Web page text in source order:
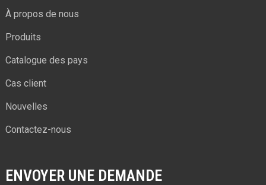
À propos de nous
Produits
Catalogue des pays
Cas client
Nouvelles
Contactez-nous
ENVOYER UNE DEMANDE